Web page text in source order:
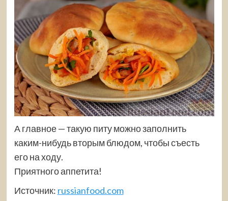
А главное — такую питу можно заполнить
каким-нибудь вторым блюдом, чтобы съесть
его на ходу.
Приятного аппетита!
Источник: russianfood.com